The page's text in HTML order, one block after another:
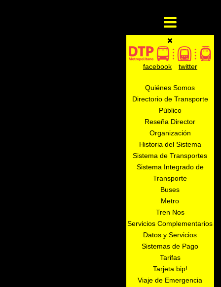
facebook twitter
Quiénes Somos
Directorio de Transporte
Público
Reseña Director
Organización
Historia del Sistema
Sistema de Transportes
Sistema Integrado de
Transporte
Buses
Metro
Tren Nos
Servicios Complementarios
Datos y Servicios
Sistemas de Pago
Tarifas
Tarjeta bip!
Viaje de Emergencia